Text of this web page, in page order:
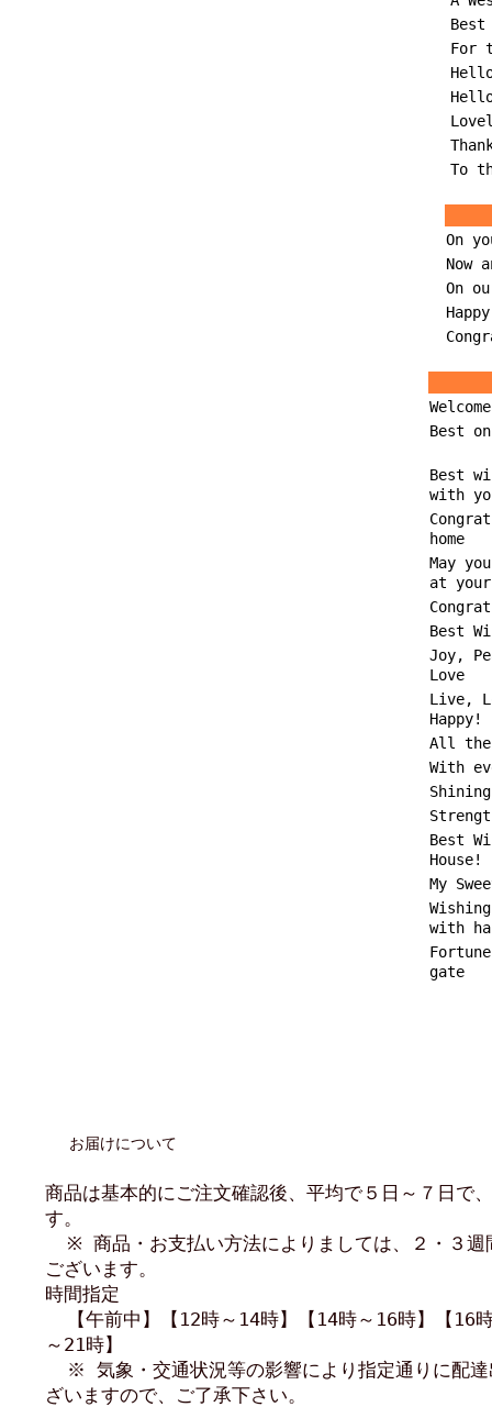
For
To
On
Now
On
Best
Best
with
home
May
at your
Best
Joy,
Love
Live,
Happy!
All
With
Best
House!
My
with
gate
お届けについて
商品は基本的にご注文確認後、平均で５日～７日で
す。
※ 商品・お支払い方法によりましては、２・３週
ございます。
時間指定
【午前中】【12時～14時】【14時～16時】【16
～21時】
※ 気象・交通状況等の影響により指定通りに配達
ざいますので、ご了承下さい。